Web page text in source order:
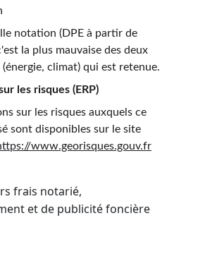
notation (DPE à partir de
la plus mauvaise des deux
climat) qui est retenue.
les risques (ERP)
sur les risques auxquels ce
sont disponibles sur le site
www.georisques.gouv.fr
frais notarié,
et de publicité foncière